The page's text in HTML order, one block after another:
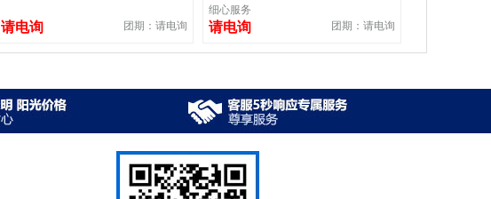
请电询 团期：请电询
细心服务
请电询 团期：请电询